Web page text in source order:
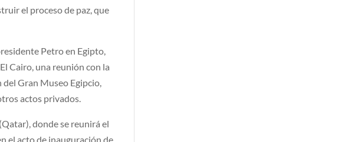
el proceso de paz, que
Petro en Egipto,
Cairo, una reunión con la
Gran Museo Egipcio,
actos privados.
donde se reunirá el
el acto de inauguración de